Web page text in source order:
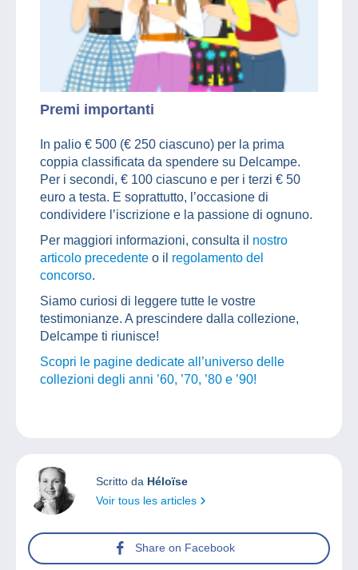
Premi importanti
In palio € 500 (€ 250 ciascuno) per la prima
coppia classificata da spendere su Delcampe.
Per i secondi, € 100 ciascuno e per i terzi € 50
euro a testa. E soprattutto, l’occasione di
condividere l’iscrizione e la passione di ognuno.
Per maggiori informazioni, consulta il nostro
articolo precedente o il regolamento del
concorso.
Siamo curiosi di leggere tutte le vostre
testimonianze. A prescindere dalla collezione,
Delcampe ti riunisce!
Scopri le pagine dedicate all’universo delle
collezioni degli anni ’60, ’70, ’80 e ’90!
Scritto da Héloïse
Voir tous les articles
Share on Facebook